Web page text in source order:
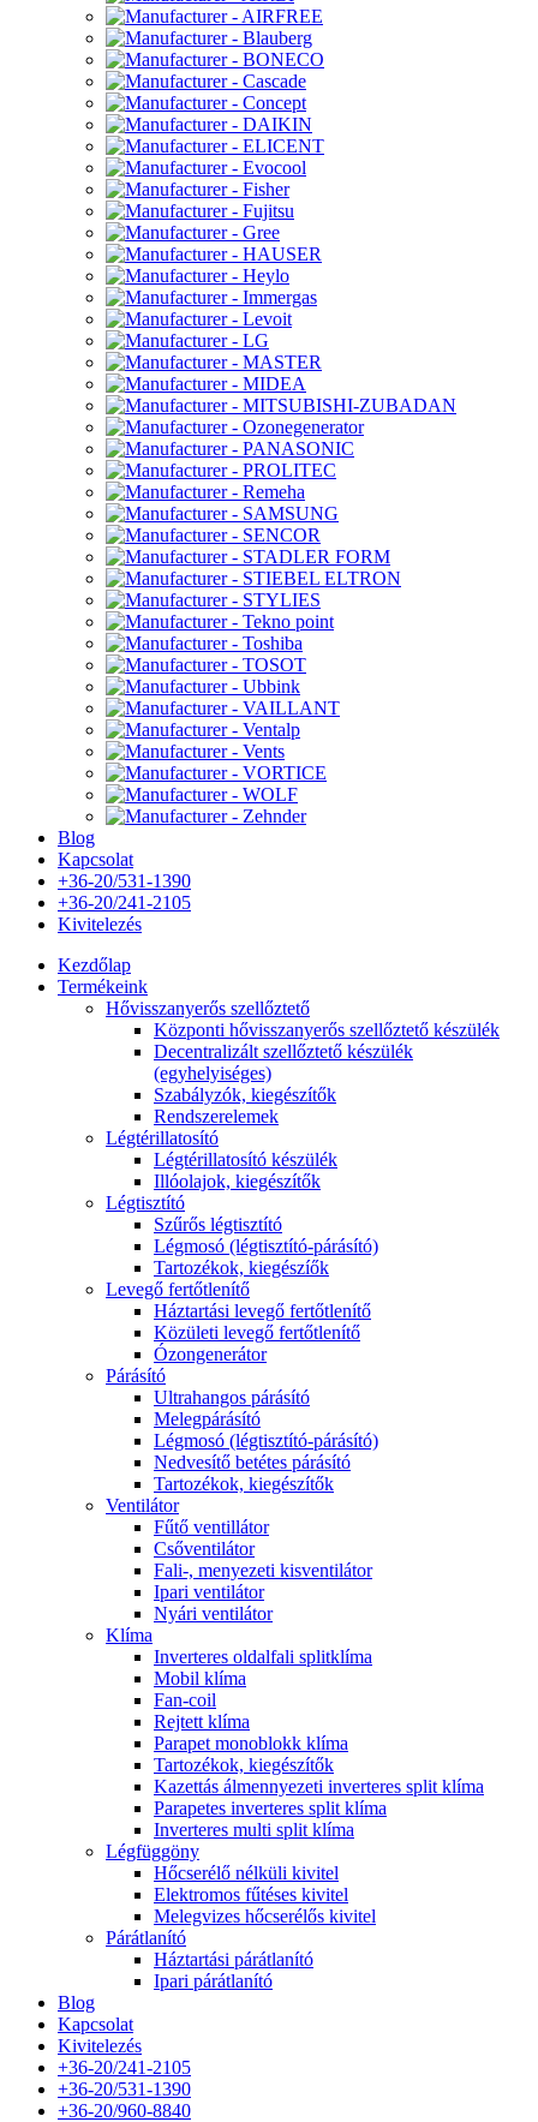
Blog
Kapcsolat
+36-20/531-1390
+36-20/241-2105
Kivitelezés
Kezdőlap
Termékeink
Hővisszanyerős szellőztető
Központi hővisszanyerős szellőztető készülék
Decentralizált szellőztető készülék
(egyhelyiséges)
Szabályzók, kiegészítők
Rendszerelemek
Légtérillatosító
Légtérillatosító készülék
Illóolajok, kiegészítők
Légtisztító
Szűrős légtisztító
Légmosó (légtisztító-párásító)
Tartozékok, kiegészíők
Levegő fertőtlenítő
Háztartási levegő fertőtlenítő
Közületi levegő fertőtlenítő
Ózongenerátor
Párásító
Ultrahangos párásító
Melegpárásító
Légmosó (légtisztító-párásító)
Nedvesítő betétes párásító
Tartozékok, kiegészítők
Ventilátor
Fűtő ventillátor
Csőventilátor
Fali-, menyezeti kisventilátor
Ipari ventilátor
Nyári ventilátor
Klíma
Inverteres oldalfali splitklíma
Mobil klíma
Fan-coil
Rejtett klíma
Parapet monoblokk klíma
Tartozékok, kiegészítők
Kazettás álmennyezeti inverteres split klíma
Parapetes inverteres split klíma
Inverteres multi split klíma
Légfüggöny
Hőcserélő nélküli kivitel
Elektromos fűtéses kivitel
Melegvizes hőcserélős kivitel
Párátlanító
Háztartási párátlanító
Ipari párátlanító
Blog
Kapcsolat
Kivitelezés
+36-20/241-2105
+36-20/531-1390
+36-20/960-8840